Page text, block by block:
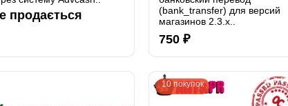
продається
(bank_transfer) для версий
магазинов 2.3.x..
750 ₽
10 покупок